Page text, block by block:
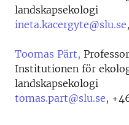
landskapsekologi
ineta.kacergyte@slu.se,
Toomas Pärt, Professor
Institutionen för
landskapsekologi
tomas.part@slu.se,